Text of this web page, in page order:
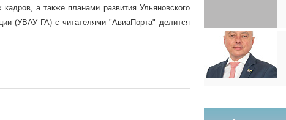
а также планами развития Ульяновского
(УВАУ ГА) с читателями "АвиаПорта" делится